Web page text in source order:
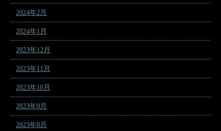
2024年2月
2024年1月
2023年12月
2023年11月
2023年10月
2023年9月
2023年8月